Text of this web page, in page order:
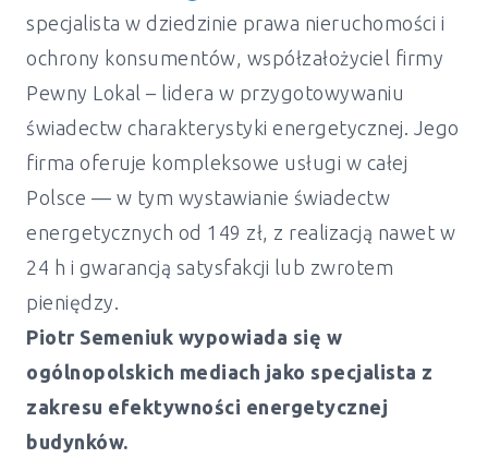
specjalista w dziedzinie prawa nieruchomości i
ochrony konsumentów, współzałożyciel firmy
Pewny Lokal – lidera w przygotowywaniu
świadectw charakterystyki energetycznej. Jego
firma oferuje kompleksowe usługi w całej
Polsce — w tym wystawianie świadectw
energetycznych od 149 zł, z realizacją nawet w
24 h i gwarancją satysfakcji lub zwrotem
pieniędzy.
Piotr Semeniuk wypowiada się w
ogólnopolskich mediach jako specjalista z
zakresu efektywności energetycznej
budynków.
Świadectwo energetyczne mieszkanie i